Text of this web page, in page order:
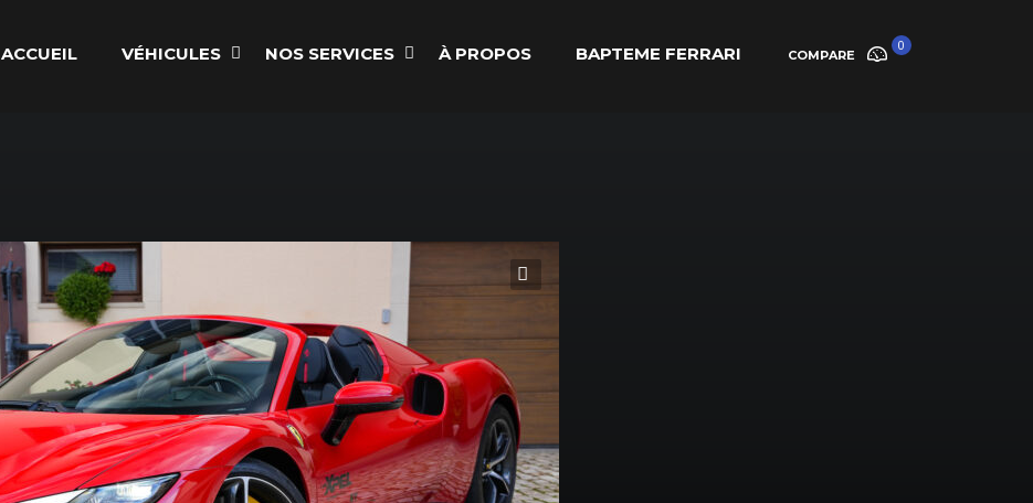
COMPARE
0
ACCUEIL VÉHICULES NOS SERVICES À PROPOS BAPTEME FERRARI